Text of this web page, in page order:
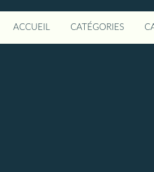
ACCUEIL CATÉGORIES